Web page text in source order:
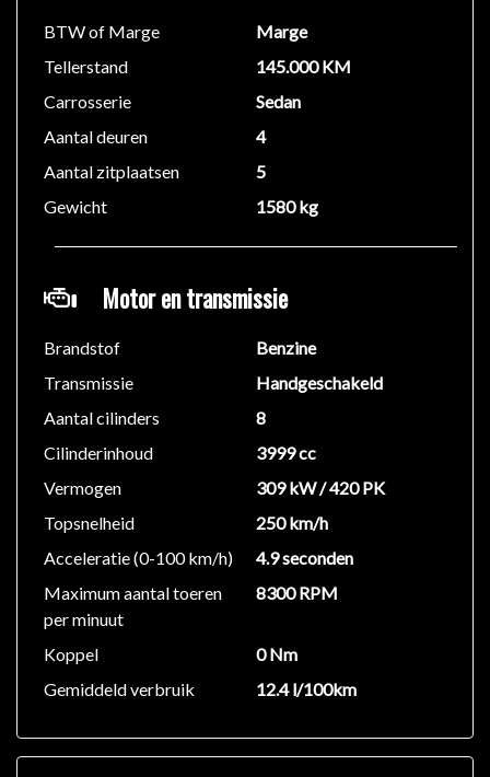
BTW of Marge
Marge
Tellerstand
145.000 KM
Carrosserie
Sedan
Aantal deuren
4
Aantal zitplaatsen
5
Gewicht
1580 kg
Motor en transmissie
Brandstof
Benzine
Transmissie
Handgeschakeld
Aantal cilinders
8
Cilinderinhoud
3999 cc
Vermogen
309 kW / 420 PK
Topsnelheid
250 km/h
Acceleratie (0-100 km/h)
4.9 seconden
Maximum aantal toeren
per minuut
8300 RPM
Koppel
0 Nm
Gemiddeld verbruik
12.4 l/100km